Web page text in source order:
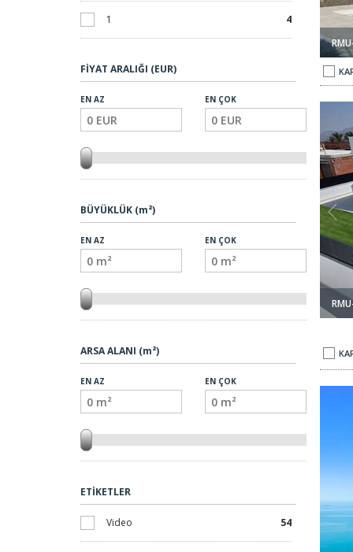
1 4
FİYAT ARALIĞI (EUR)
EN AZ EN ÇOK
BÜYÜKLÜK (m²)
EN AZ EN ÇOK
ARSA ALANI (m²)
EN AZ EN ÇOK
ETİKETLER
Video 54
Condado De Alhama'da Bungalov Tipinde Havuzlu Villalar 2